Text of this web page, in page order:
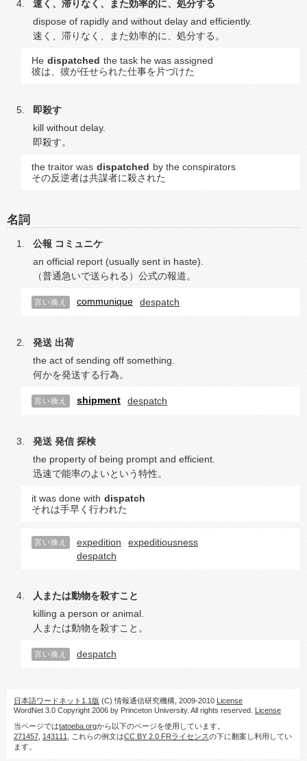
速く、滞りなく、また効率的に、処分する
dispose of rapidly and without delay and efficiently.
速く、滞りなく、また効率的に、処分する。
He dispatched the task he was assigned
彼は、彼が任せられた仕事を片づけた
即殺す
kill without delay.
即殺す。
the traitor was dispatched by the conspirators
その反逆者は共謀者に殺された
名詞
公報 コミュニケ
an official report (usually sent in haste).
（普通急いで送られる）公式の報道。
言い換え communique despatch
発送 出荷
the act of sending off something.
何かを発送する行為。
言い換え shipment despatch
発送 発信 探検
the property of being prompt and efficient.
迅速で能率のよいという特性。
it was done with dispatch
それは手早く行われた
言い換え expedition
expeditiousness
despatch
人または動物を殺すこと
killing a person or animal.
人または動物を殺すこと。
言い換え despatch
日本語ワードネット1.1版 (C) 情報通信研究機構, 2009-2010 License
WordNet 3.0 Copyright 2006 by Princeton University. All rights reserved. License
当ページではtatoeba.orgから以下のページを使用しています。
271457 143111 , これらの例文はCC BY 2.0 FRライセンスの下に翻案し利用してい
ます。